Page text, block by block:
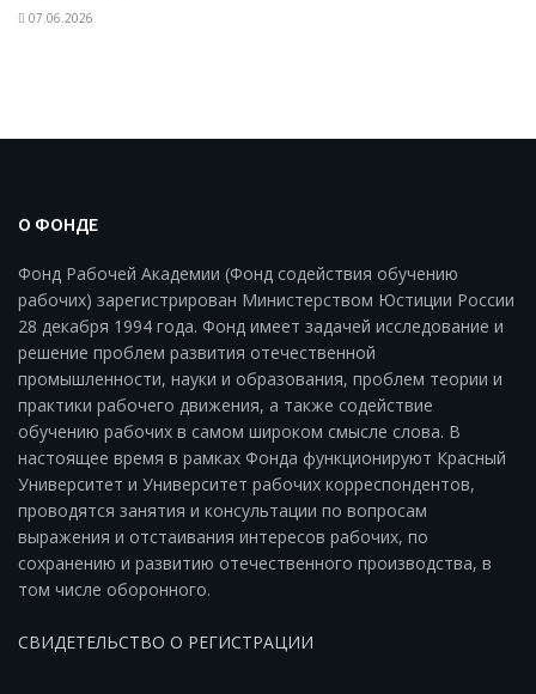
07.06.2026
О ФОНДЕ
Фонд Рабочей Академии (Фонд содействия обучению
рабочих) зарегистрирован Министерством Юстиции России
28 декабря 1994 года. Фонд имеет задачей исследование и
решение проблем развития отечественной
промышленности, науки и образования, проблем теории и
практики рабочего движения, а также содействие
обучению рабочих в самом широком смысле слова. В
настоящее время в рамках Фонда функционируют Красный
Университет и Университет рабочих корреспондентов,
проводятся занятия и консультации по вопросам
выражения и отстаивания интересов рабочих, по
сохранению и развитию отечественного производства, в
том числе оборонного.
СВИДЕТЕЛЬСТВО О РЕГИСТРАЦИИ